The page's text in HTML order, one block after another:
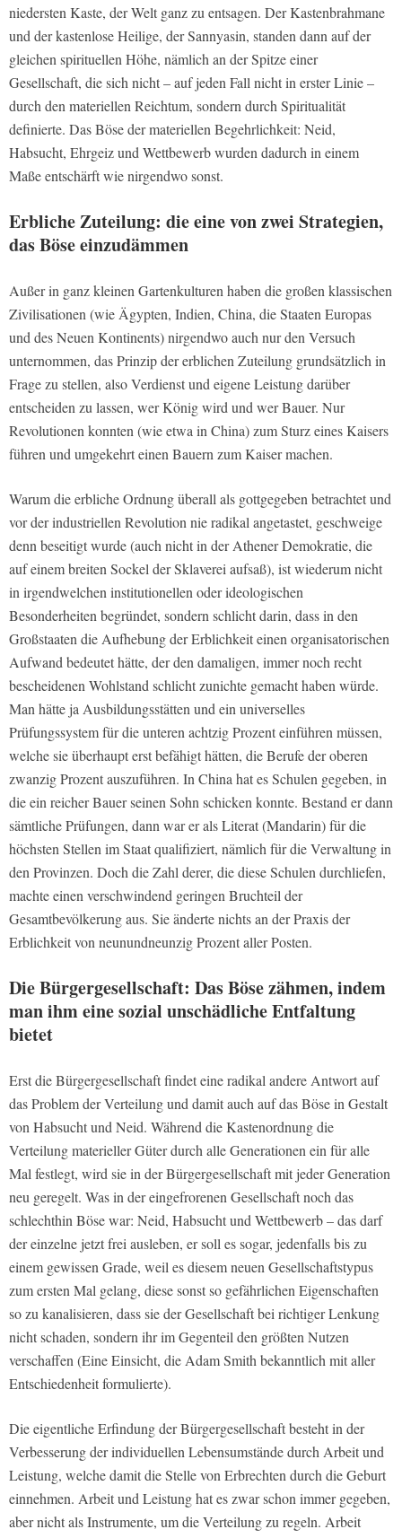
niedersten Kaste, der Welt ganz zu entsagen. Der Kastenbrahmane
und der kastenlose Heilige, der Sannyasin, standen dann auf der
gleichen spirituellen Höhe, nämlich an der Spitze einer
Gesellschaft, die sich nicht – auf jeden Fall nicht in erster Linie –
durch den materiellen Reichtum, sondern durch Spiritualität
definierte. Das Böse der materiellen Begehrlichkeit: Neid,
Habsucht, Ehrgeiz und Wettbewerb wurden dadurch in einem
Maße entschärft wie nirgendwo sonst.
Erbliche Zuteilung: die eine von zwei Strategien,
das Böse einzudämmen
Außer in ganz kleinen Gartenkulturen haben die großen klassischen
Zivilisationen (wie Ägypten, Indien, China, die Staaten Europas
und des Neuen Kontinents) nirgendwo auch nur den Versuch
unternommen, das Prinzip der erblichen Zuteilung grundsätzlichin
Frage zu stellen, also Verdienst und eigene Leistung darüber
entscheiden zu lassen, wer König wird und wer Bauer. Nur
Revolutionen konnten (wie etwa in China) zum Sturz eines Kaisers
führen und umgekehrt einen Bauern zum Kaiser machen.
Warum die erbliche Ordnung überall als gottgegeben betrachtet und
vor der industriellen Revolution nie radikal angetastet, geschweige
denn beseitigt wurde (auch nicht in der Athener Demokratie, die
auf einem breiten Sockel der Sklaverei aufsaß), ist wiederum nicht
in irgendwelchen institutionellen oder ideologischen
Besonderheiten begründet, sondern schlicht darin, dass in den
Großstaaten die Aufhebung der Erblichkeit einen organisatorischen
Aufwand bedeutet hätte, der den damaligen, immer noch recht
bescheidenen Wohlstand schlicht zunichte gemacht haben würde.
Man hätte ja Ausbildungsstätten und ein universelles
Prüfungssystem für die unteren achtzig Prozent einführen müssen,
welche sie überhaupt erst befähigt hätten, die Berufe der oberen
zwanzig Prozent auszuführen. In China hat es Schulen gegeben, in
die ein reicher Bauer seinen Sohn schicken konnte. Bestand er dann
sämtliche Prüfungen, dann war er als Literat (Mandarin) für die
höchsten Stellen im Staat qualifiziert, nämlich für die Verwaltung in
den Provinzen. Doch die Zahl derer, die diese Schulen durchliefen,
machte einen verschwindend geringen Bruchteil der
Gesamtbevölkerung aus. Sie änderte nichts an der Praxis der
Erblichkeit von neunundneunzig Prozent aller Posten.
Die Bürgergesellschaft: Das Böse zähmen, indem
man ihm eine sozial unschädliche Entfaltung
bietet
Erst die Bürgergesellschaft findet eine radikal andere Antwort auf
das Problem der Verteilung und damit auch auf das Böse in Gestalt
von Habsucht und Neid. Während die Kastenordnung die
Verteilung materieller Güter durch alle Generationen ein für alle
Mal festlegt, wird sie in der Bürgergesellschaft mit jeder Generation
neu geregelt. Was in der eingefrorenen Gesellschaft noch das
schlechthin Böse war: Neid, Habsucht und Wettbewerb – das darf
der einzelne jetzt frei ausleben, er soll es sogar, jedenfalls bis zu
einem gewissen Grade, weil es diesem neuen Gesellschaftstypus
zum ersten Mal gelang, diese sonst so gefährlichen Eigenschaften
so zu kanalisieren, dass sie der Gesellschaft bei richtiger Lenkung
nicht schaden, sondern ihr im Gegenteil den größten Nutzen
verschaffen(Eine Einsicht, die Adam Smith bekanntlich mit aller
Entschiedenheit formulierte).
Die eigentliche Erfindung der Bürgergesellschaft besteht in der
Verbesserung der individuellen Lebensumstände durch Arbeit und
Leistung, welche damit die Stelle von Erbrechten durch die Geburt
einnehmen. Arbeit und Leistung hat es zwar schon immer gegeben,
aber nicht als Instrumente, um die Verteilung zu regeln. Arbeit